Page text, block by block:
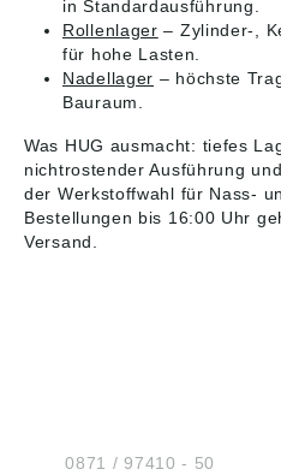
in Standardausführung.
Rollenlager – Zylinder-,
für hohe Lasten.
Nadellager – höchste
Bauraum.
Was HUG ausmacht: tiefes
nichtrostender Ausführung
der Werkstoffwahl für Nass-
Bestellungen bis 16:00 Uhr
Versand.
Tel.:0871 / 97410 - 50